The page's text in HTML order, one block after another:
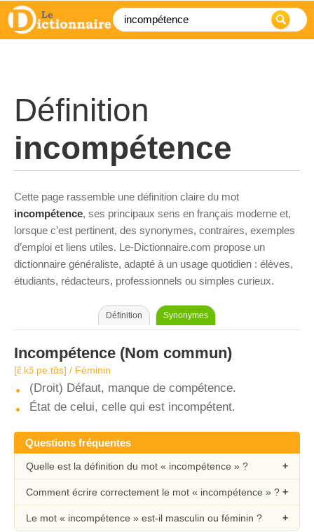
Définition
incompétence
Cette page rassemble une définition claire du mot
incompétence, ses principaux sens en français moderne et,
lorsque c’est pertinent, des synonymes, contraires, exemples
d’emploi et liens utiles. Le-Dictionnaire.com propose un
dictionnaire généraliste, adapté à un usage quotidien : élèves,
étudiants, rédacteurs, professionnels ou simples curieux.
Définition Synonymes
Incompétence (Nom commun)
[ɛ̃.kɔ̃.pe.tɑ̃s] / Féminin
(Droit) Défaut, manque de compétence.
État de celui, celle qui est incompétent.
Questions fréquentes
Quelle est la définition du mot « incompétence » ?
Comment écrire correctement le mot « incompétence » ?
Le mot « incompétence » est-il masculin ou féminin ?